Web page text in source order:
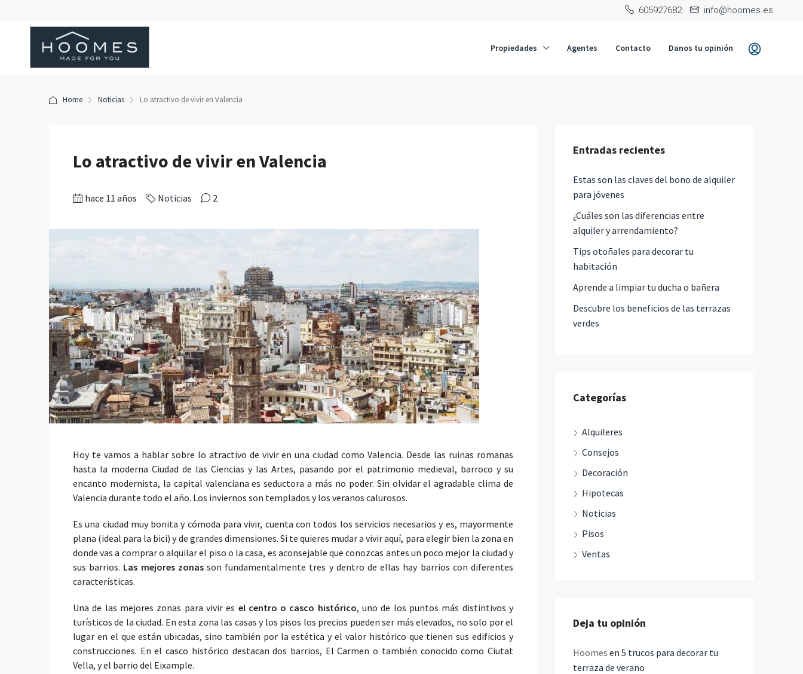
‭605927682‬ info@hoomes.es
Propiedades Agentes Contacto Danos tu opinión
Home Noticias Lo atractivo de vivir en Valencia
Lo atractivo de vivir en Valencia
hace 11 años Noticias 2
Hoy te vamos a hablar sobre lo atractivo de vivir en una ciudad como Valencia. Desde las ruinas romanas
hasta la moderna Ciudad de las Ciencias y las Artes, pasando por el patrimonio medieval, barroco y su
encanto modernista, la capital valenciana es seductora a más no poder. Sin olvidar el agradable clima de
Valencia durante todo el año. Los inviernos son templados y los veranos calurosos.
Es una ciudad muy bonita y cómoda para vivir, cuenta con todos los servicios necesarios y es, mayormente
plana (ideal para la bici) y de grandes dimensiones. Si te quieres mudar a vivir aquí, para elegir bien la zona en
donde vas a comprar o alquilar el piso o la casa, es aconsejable que conozcas antes un poco mejor la ciudad y
sus barrios. Las mejores zonasson fundamentalmente tres y dentro de ellas hay barrios con diferentes
características.
Una de las mejores zonas para vivir es el centro o casco histórico, uno de los puntos más distintivos y
turísticos de la ciudad. En esta zona las casas y los pisos los precios pueden ser más elevados, no solo por el
lugar en el que están ubicadas, sino también por la estética y el valor histórico que tienen sus edificios y
construcciones. En el casco histórico destacan dos barrios, El Carmen o también conocido como Ciutat
Vella, y el barrio del Eixample.
Entradas recientes
Estas son las claves del bono de alquiler
para jóvenes
¿Cuáles son las diferencias entre
alquiler y arrendamiento?
Tips otoñales para decorar tu
habitación
Aprende a limpiar tu ducha o bañera
Descubre los beneficios de las terrazas
verdes
Categorías
Alquileres
Consejos
Decoración
Hipotecas
Noticias
Pisos
Ventas
Deja tu opinión
Hoomes en 5 trucos para decorar tu
terraza de verano